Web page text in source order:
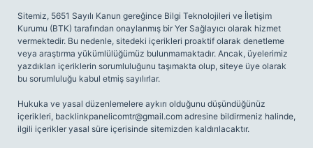
Sitemiz, 5651 Sayılı Kanun gereğince Bilgi Teknolojileri ve İletişim
Kurumu (BTK) tarafından onaylanmış bir Yer Sağlayıcı olarak hizmet
vermektedir. Bu nedenle, sitedeki içerikleri proaktif olarak denetleme
veya araştırma yükümlülüğümüz bulunmamaktadır. Ancak, üyelerimiz
yazdıkları içeriklerin sorumluluğunu taşımakta olup, siteye üye olarak
bu sorumluluğu kabul etmiş sayılırlar.
Hukuka ve yasal düzenlemelere aykırı olduğunu düşündüğünüz
içerikleri, backlinkpanelicomtr@gmail.com adresine bildirmeniz halinde,
ilgili içerikler yasal süre içerisinde sitemizden kaldırılacaktır.